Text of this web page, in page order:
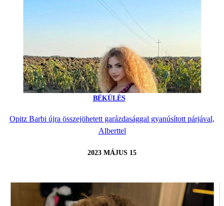
BÉKÜLÉS
Opitz Barbi újra összejöhetett garázdasággal gyanúsított párjával,
Alberttel
2023 MÁJUS 15